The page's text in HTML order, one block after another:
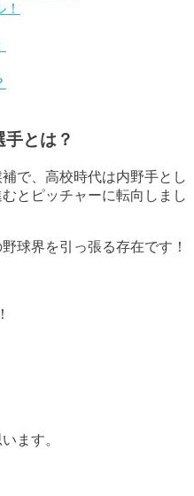
手とは？
で、高校時代は内野手とし
とピッチャーに転向しまし
球界を引っ張る存在です！
ます。